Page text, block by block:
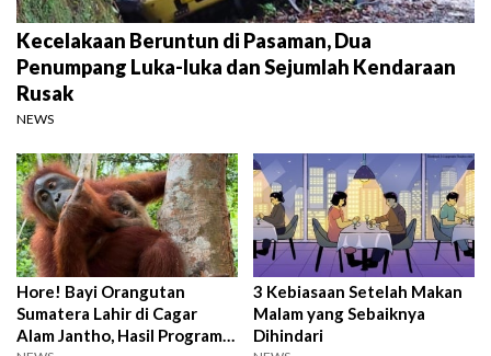
Kecelakaan Beruntun di Pasaman, Dua
Penumpang Luka-luka dan Sejumlah Kendaraan
Rusak
NEWS
Hore! Bayi Orangutan
Sumatera Lahir di Cagar
Alam Jantho, Hasil Program
3 Kebiasaan Setelah Makan
Malam yang Sebaiknya
Dihindari